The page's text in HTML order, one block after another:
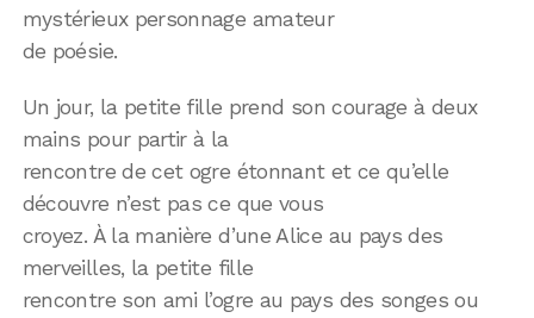
mystérieux personnage amateur
de poésie.
Un jour, la petite fille prend son courage à deux
mains pour partir à la
rencontre de cet ogre étonnant et ce qu’elle
découvre n’est pas ce que vous
croyez. À la manière d’une Alice au pays des
merveilles, la petite fille
rencontre son ami l’ogre au pays des songes ou